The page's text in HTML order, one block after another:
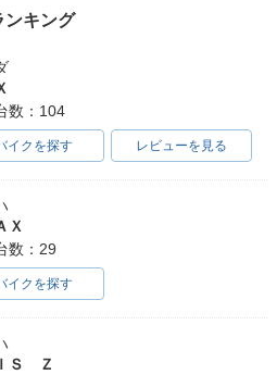
ンキング
数：104
イクを探す レビューを見る
Ｘ
数：29
イクを探す
Ｓ Ｚ